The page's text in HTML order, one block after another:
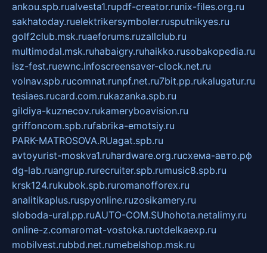
ankou.spb.rualvesta1.rupdf-creator.runix-files.org.ru
sakhatoday.ruelektrikersymboler.rusputnikyes.ru
golf2club.msk.ruaeforums.ruzallclub.ru
multimodal.msk.ruhabaigry.ruhaikko.rusobakopedia.ru
isz-fest.ruewnc.infoscreensaver-clock.net.ru
volnav.spb.rucomnat.runpf.net.ru7bit.pp.rukalugatur.ru
tesiaes.rucard.com.rukazanka.spb.ru
gildiya-kuznecov.rukameryboavision.ru
griffoncom.spb.rufabrika-emotsiy.ru
PARK-MATROSOVA.RUagat.spb.ru
avtoyurist-moskva1.ruhardware.org.ruсхема-авто.рф
dg-lab.ruangrup.rurecruiter.spb.rumusic8.spb.ru
krsk124.rukubok.spb.ruromanofforex.ru
analitikaplus.ruspyonline.ruzosikamery.ru
sloboda-ural.pp.ruAUTO-COM.SUhohota.netalimy.ru
online-z.comaromat-vostoka.ruotdelkaexp.ru
mobilvest.rubbd.net.rumebelshop.msk.ru